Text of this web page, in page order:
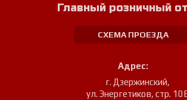
Главный розничный
СХЕМА ПРОЕЗДА
Адрес:
г. Дзержинский,
ул. Энергетиков, стр.